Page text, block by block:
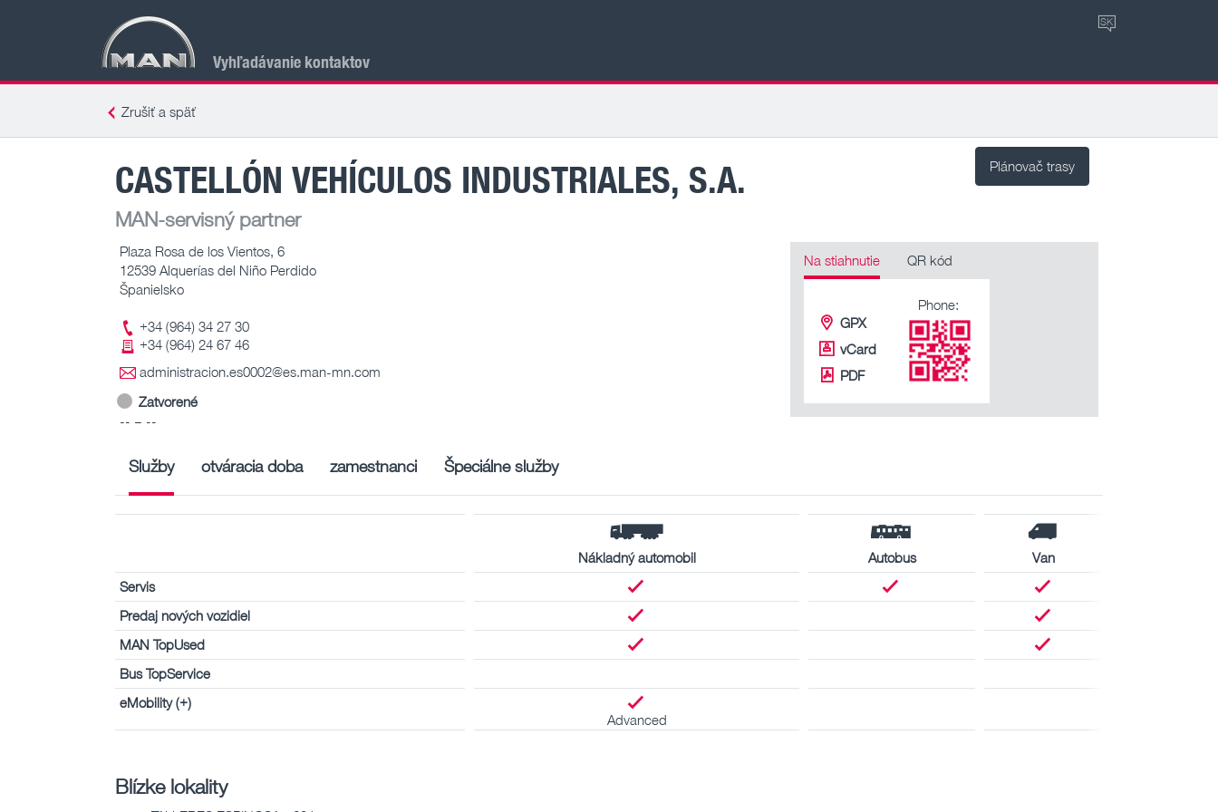
Vyhľadávanie kontaktov
SK
Zrušiť a späť
Plánovač trasy
CASTELLÓN VEHÍCULOS INDUSTRIALES, S.A.
MAN-servisný partner
Plaza Rosa de los Vientos, 6
12539 Alquerías del Niño Perdido
Španielsko
+34 (964) 34 27 30
+34 (964) 24 67 46
administracion.es0002@es.man-mn.com
Zatvorené
-- – --
Na stiahnutie QR kód
GPX
vCard
PDF
Phone:
Služby otváracia doba zamestnanci Špeciálne služby
Nákladný automobil Autobus
Van
Servis
Predaj nových vozidiel
MAN TopUsed
Bus TopService
eMobility (+)
Advanced
Blízke lokality